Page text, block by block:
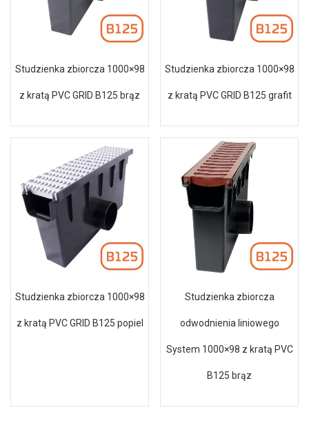
Studzienka zbiorcza 1000×98
z kratą PVC GRID B125 brąz
Studzienka zbiorcza 1000×98
z kratą PVC GRID B125 grafit
Studzienka zbiorcza 1000×98
z kratą PVC GRID B125 popiel
Studzienka zbiorcza
odwodnienia liniowego
System 1000×98 z kratą PVC
B125 brąz